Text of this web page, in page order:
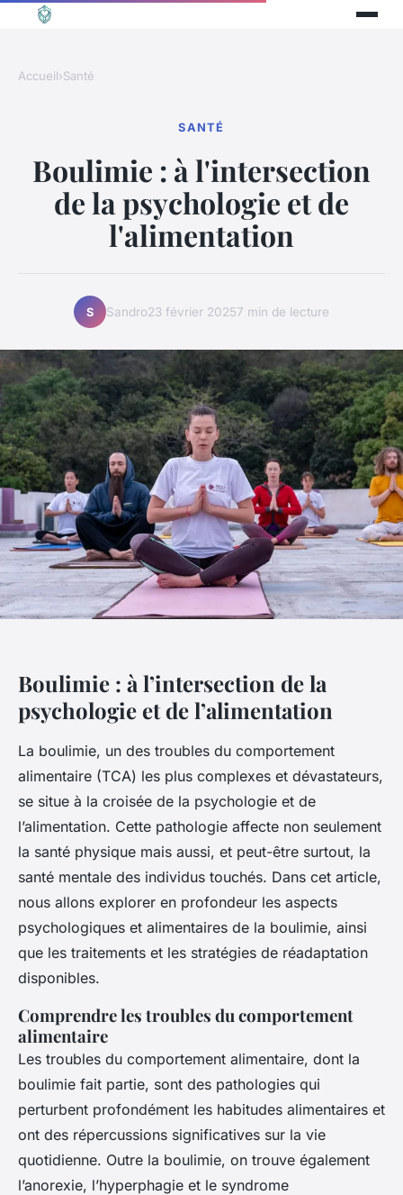
Accueil›Santé
SANTÉ
Boulimie : à l'intersection
de la psychologie et de
l'alimentation
S Sandro23 février 20257 min de lecture
Boulimie : à l’intersection de la
psychologie et de l’alimentation
La boulimie, un des troubles du comportement
alimentaire (TCA) les plus complexes et dévastateurs,
se situe à la croisée de la psychologie et de
l’alimentation. Cette pathologie affecte non seulement
la santé physique mais aussi, et peut-être surtout, la
santé mentale des individus touchés. Dans cet article,
nous allons explorer en profondeur les aspects
psychologiques et alimentaires de la boulimie, ainsi
que les traitements et les stratégies de réadaptation
disponibles.
Comprendre les troubles du comportement
alimentaire
Les troubles du comportement alimentaire, dont la
boulimie fait partie, sont des pathologies qui
perturbent profondément les habitudes alimentaires et
ont des répercussions significatives sur la vie
quotidienne. Outre la boulimie, on trouve également
l’anorexie, l’hyperphagie et le syndrome